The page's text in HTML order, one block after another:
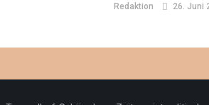
Redaktion 26. Juni